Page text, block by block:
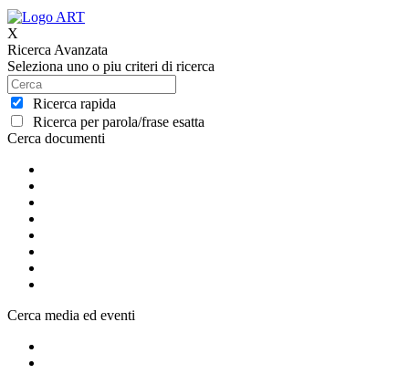
X
Ricerca Avanzata
Seleziona uno o piu criteri di ricerca
Ricerca rapida
Ricerca per parola/frase esatta
Cerca documenti
Cerca media ed eventi